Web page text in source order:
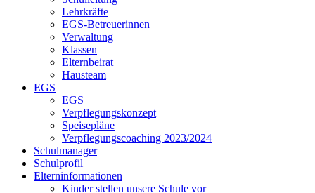
Lehrkräfte
EGS-Betreuerinnen
Verwaltung
Klassen
Elternbeirat
Hausteam
EGS
EGS
Verpflegungskonzept
Speisepläne
Verpflegungscoaching 2023/2024
Schulmanager
Schulprofil
Elterninformationen
Kinder stellen unsere Schule vor